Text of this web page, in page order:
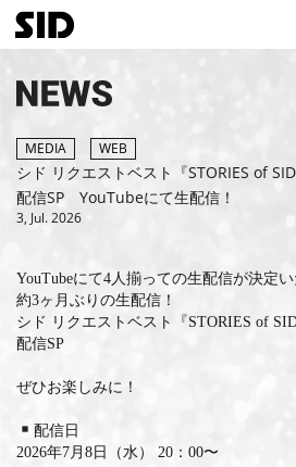
MEDIA WEB
シド リクエストベスト『STORIES of
配信SP YouTubeにて生配信！
3, Jul. 2026
YouTubeにて4人揃っての生配信が決定い
約3ヶ月ぶりの生配信！
シド リクエストベスト『STORIES of
配信SP
ぜひお楽しみに！
配信日
2026年7月8日（水） 20：00〜